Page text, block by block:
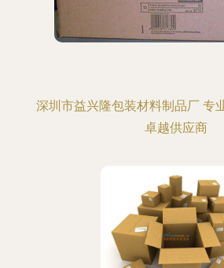
深圳市益兴隆包装材料制品厂 专
卓越供应商